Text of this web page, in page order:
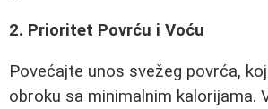
2. Prioritet Povrću i Voću
Povećajte unos svežeg povrća,
obroku sa minimalnim kalorijama.